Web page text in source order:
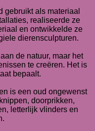
gebruikt als materiaal
realiseerde ze
en ontwikkelde ze
dierensculpturen.
de natuur, maar het
te creëren. Het is
bepaalt.
is een oud ongewenst
doorprikken,
letterlijk vlinders en